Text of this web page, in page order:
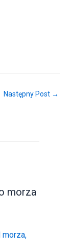
Następny Post →
morza